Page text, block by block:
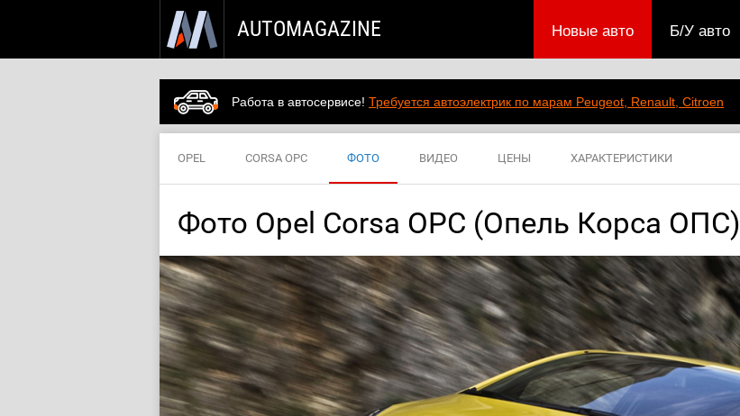
AUTOMAGAZINE Б/У авто
Новые авто
Работа в автосервисе! Требуется автоэлектрик по марам Peugeot, Renault, Citroen
OPEL CORSA OPC ФОТО ВИДЕО ЦЕНЫ ХАРАКТЕРИСТИКИ
Фото Opel Corsa OPC (Опель Корса ОПС)